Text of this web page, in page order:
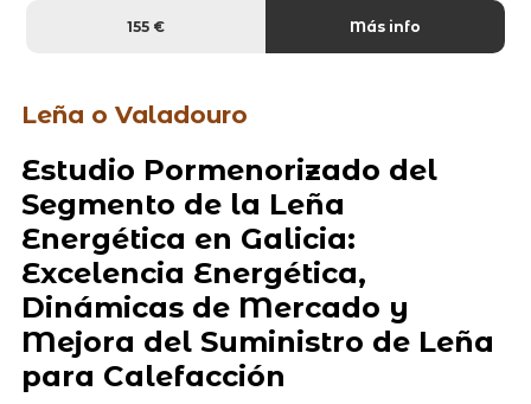
155 € Más info
Leña o Valadouro
Estudio Pormenorizado del
Segmento de la Leña
Energética en Galicia:
Excelencia Energética,
Dinámicas de Mercado y
Mejora del Suministro de Leña
para Calefacción